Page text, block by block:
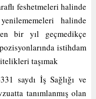
feshetmeleri halinde
halinde
bir yıl geçmedikçe
istihdam
taşımak
saydı İş Sağlığı ve
tanımlanmış olan